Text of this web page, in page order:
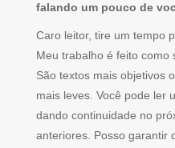
falando um pouco de
Caro leitor, tire um tempo
Meu trabalho é feito como
São textos mais objetivos
mais leves. Você pode ler
dando continuidade no
anteriores. Posso garantir